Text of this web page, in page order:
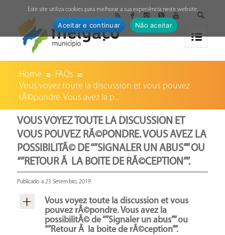
Home
FAQs
Vous voyez toute la discussion et vous pouvez
rÃ©pondre. Vous avez la p...
VOUS VOYEZ TOUTE LA DISCUSSION ET
VOUS POUVEZ RÃ©PONDRE. VOUS AVEZ LA
POSSIBILITÃ© DE “”SIGNALER UN ABUS”” OU
“”RETOUR Ã LA BOITE DE RÃ©CEPTION””.
Publicado a 23 Setembro, 2019
Vous voyez toute la discussion et vous
pouvez rÃ©pondre. Vous avez la
possibilitÃ© de “”Signaler un abus”” ou
“”Retour Ã la boite de rÃ©ception””.
Este site utiliza cookies para melhorar a sua experiência neste website.
Aceitar e continuar Não aceitar